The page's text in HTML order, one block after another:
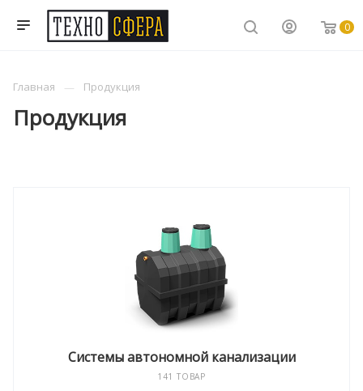
0
Главная Продукция
Продукция
Системы автономной канализации
141 ТОВАР